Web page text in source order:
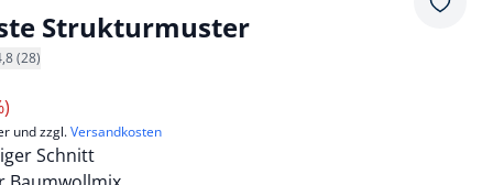
Strukturmuster
(28)
und zzgl.Versandkosten
Schnitt